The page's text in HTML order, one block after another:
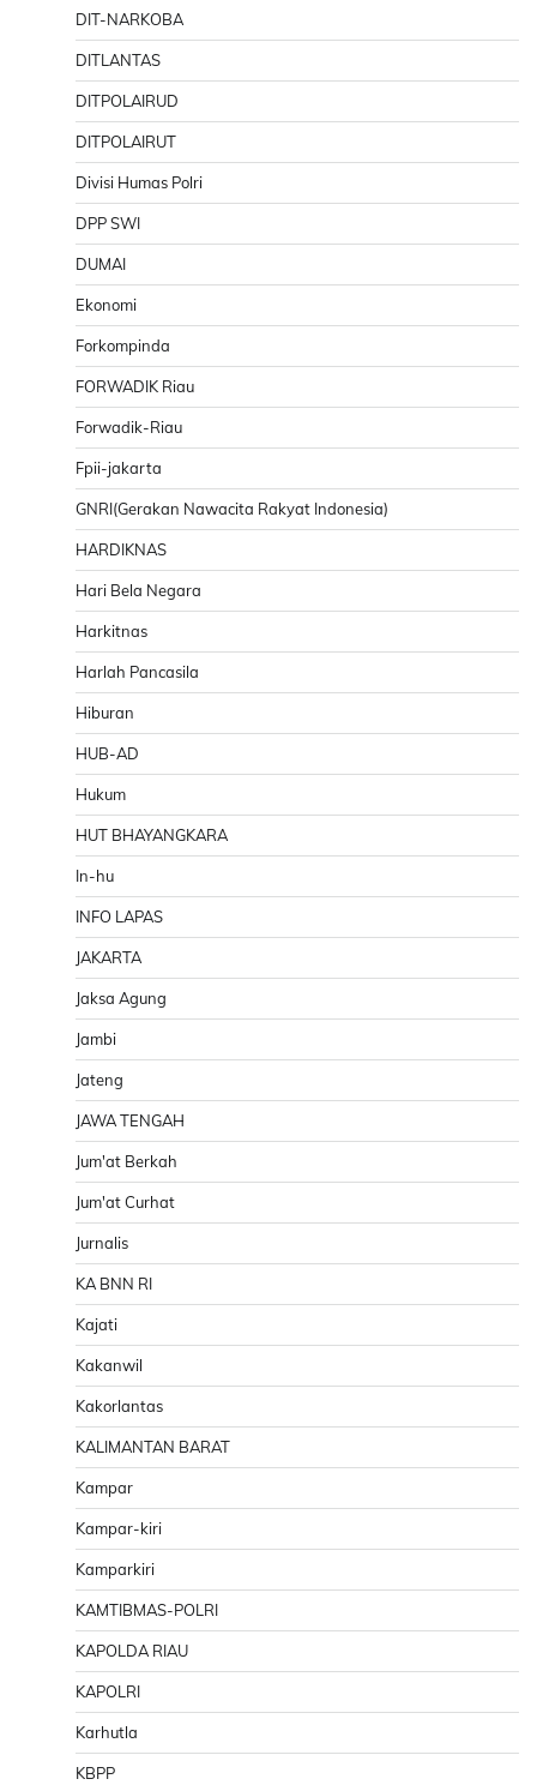
DIT-NARKOBA
DITLANTAS
DITPOLAIRUD
DITPOLAIRUT
Divisi Humas Polri
DPP SWI
DUMAI
Ekonomi
Forkompinda
FORWADIK Riau
Forwadik-Riau
Fpii-jakarta
GNRI(Gerakan Nawacita Rakyat Indonesia)
HARDIKNAS
Hari Bela Negara
Harkitnas
Harlah Pancasila
Hiburan
HUB-AD
Hukum
HUT BHAYANGKARA
In-hu
INFO LAPAS
JAKARTA
Jaksa Agung
Jambi
Jateng
JAWA TENGAH
Jum'at Berkah
Jum'at Curhat
Jurnalis
KA BNN RI
Kajati
Kakanwil
Kakorlantas
KALIMANTAN BARAT
Kampar
Kampar-kiri
Kamparkiri
KAMTIBMAS-POLRI
KAPOLDA RIAU
KAPOLRI
Karhutla
KBPP